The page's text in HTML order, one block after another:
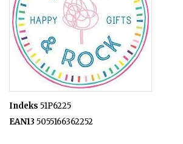
Indeks 51P6225
EAN13 5055166362252